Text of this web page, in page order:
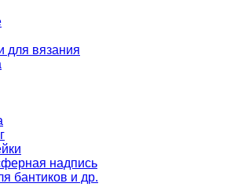
для вязания
надпись
бантиков и др.